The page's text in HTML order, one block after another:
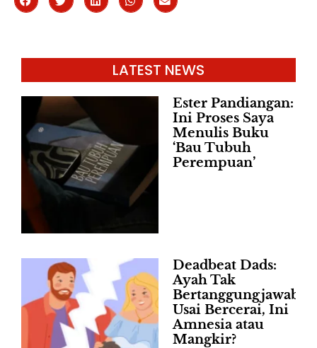
LATEST NEWS
Ester Pandiangan:
Ini Proses Saya
Menulis Buku
‘Bau Tubuh
Perempuan’
Deadbeat Dads:
Ayah Tak
Bertanggungjawab
Usai Bercerai, Ini
Amnesia atau
Mangkir?